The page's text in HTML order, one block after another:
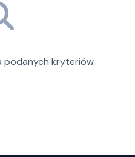
podanych kryteriów.